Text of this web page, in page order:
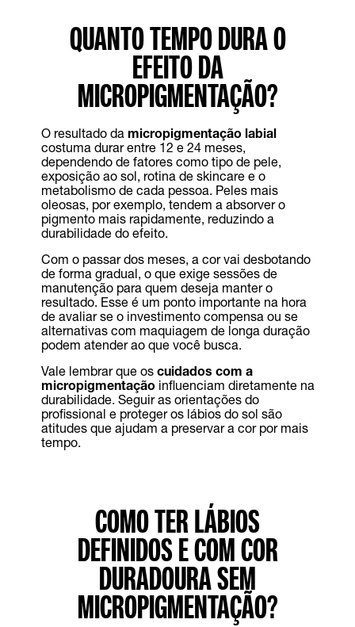
QUANTO TEMPO DURA O
EFEITO DA
MICROPIGMENTAÇÃO?
O resultado da micropigmentação labial
costuma durar entre 12 e 24 meses,
dependendo de fatores como tipo de pele,
exposição ao sol, rotina de skincare e o
metabolismo de cada pessoa. Peles mais
oleosas, por exemplo, tendem a absorver o
pigmento mais rapidamente, reduzindo a
durabilidade do efeito.
Com o passar dos meses, a cor vai desbotando
de forma gradual, o que exige sessões de
manutenção para quem deseja manter o
resultado. Esse é um ponto importante na hora
de avaliar se o investimento compensa ou se
alternativas com maquiagem de longa duração
podem atender ao que você busca.
Vale lembrar que os cuidados com a
micropigmentaçãoinfluenciam diretamente na
durabilidade. Seguir as orientações do
profissional e proteger os lábios do sol são
atitudes que ajudam a preservar a cor por mais
tempo.
COMO TER LÁBIOS
DEFINIDOS E COM COR
DURADOURA SEM
MICROPIGMENTAÇÃO?